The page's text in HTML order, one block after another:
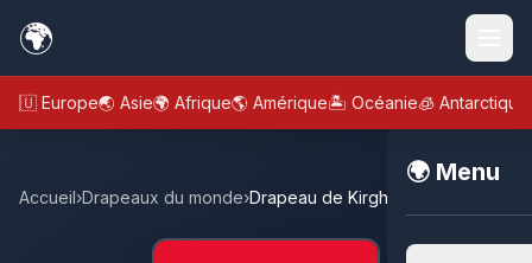
🌍
🇪🇺 Europe🌏 Asie🌍 Afrique🌎 Amérique🏝️ Océanie🧊 Antarctique
🌍 Menu
Accueil›Drapeaux du monde›Drapeau de Kirghizstan